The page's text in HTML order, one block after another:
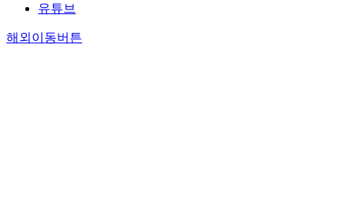
유튜브
해외이동버튼